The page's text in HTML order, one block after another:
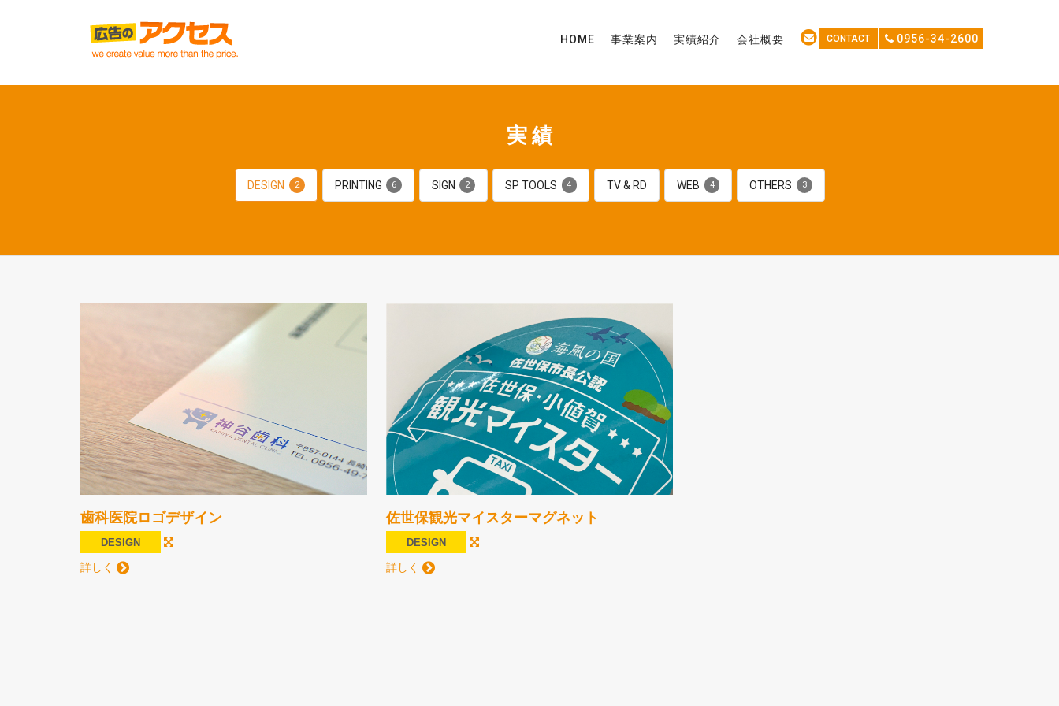
HOME 事業案内 実績紹介 会社概要 CONTACT 0956-34-2600
実績
2
DESIGN 6
PRINTING 2
SIGN 4
SP TOOLS TV & RD 4
WEB 3
OTHERS
歯科医院ロゴデザイン
DESIGN
詳しく
佐世保観光マイスターマグネット
DESIGN
詳しく